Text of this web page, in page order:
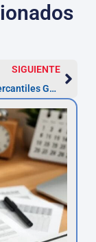
SIGUIENTE
Abogados mercantiles Getafe: constituir en 5 pasos